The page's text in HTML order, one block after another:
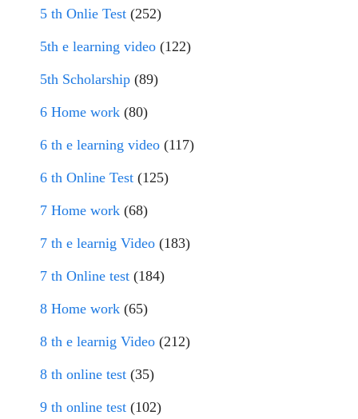
5 th Onlie Test (252)
5th e learning video (122)
5th Scholarship (89)
6 Home work (80)
6 th e learning video (117)
6 th Online Test (125)
7 Home work (68)
7 th e learnig Video (183)
7 th Online test (184)
8 Home work (65)
8 th e learnig Video (212)
8 th online test (35)
9 th online test (102)